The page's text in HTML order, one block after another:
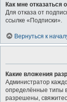
Как мне отказаться
Для отказа от
ссылке «Подписки».
Вернуться к
Какие вложения
Администратор
определённые типы
разрешены,